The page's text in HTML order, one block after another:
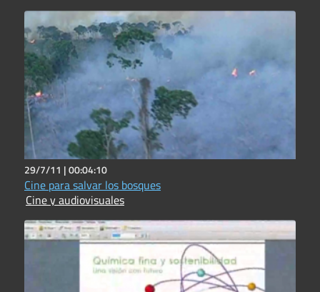
29/7/11 |00:04:10
Cine para salvar los bosques
Cine y audiovisuales